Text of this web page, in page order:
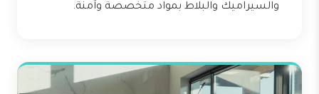
والسيراميك والبلاط بمواد متخصصة وآمنة.